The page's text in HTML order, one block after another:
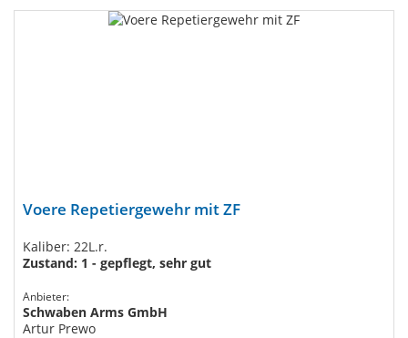
Voere Repetiergewehr mit ZF
Kaliber: 22L.r.
Zustand: 1 - gepflegt, sehr gut
Anbieter:
Schwaben Arms GmbH
Artur Prewo